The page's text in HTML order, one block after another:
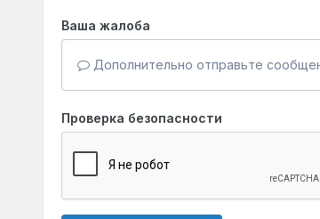
Ваша жалоба
Дополнительно отправьте
Проверка безопасности